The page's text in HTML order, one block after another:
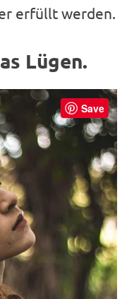
erfüllt werden.
Lügen.
Save